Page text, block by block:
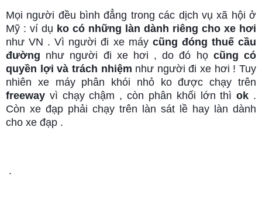
Mọi người đều bình đẳng trong các dịch vụ xã hội ở
Mỹ : ví dụ
như VN . Vì người đi xe máy cũng đóng thuế cầu
đường như người đi xe hơi , do đó họ cũng có
quyền lợi và trách nhiệm như người đi xe hơi ! Tuy
freeway vì chạy chậm , còn phân khối lớn thì ok .
Còn xe đạp phải chạy trên làn sát lề hay làn dành
cho xe đạp .
.